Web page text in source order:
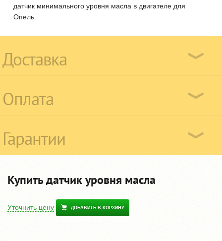
датчик минимального уровня масла в двигателе для
Опель.
Доставка
Оплата
Гарантии
Купить датчик уровня масла
Уточнить цену ДОБАВИТЬ В КОРЗИНУ